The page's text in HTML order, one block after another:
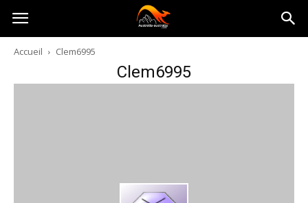
Australia-
australie.com
Accueil Clem6995
Clem6995